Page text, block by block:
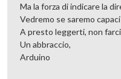
Ma la forza di indicare la
Vedremo se saremo
A presto leggerti, non
Un abbraccio,
Arduino